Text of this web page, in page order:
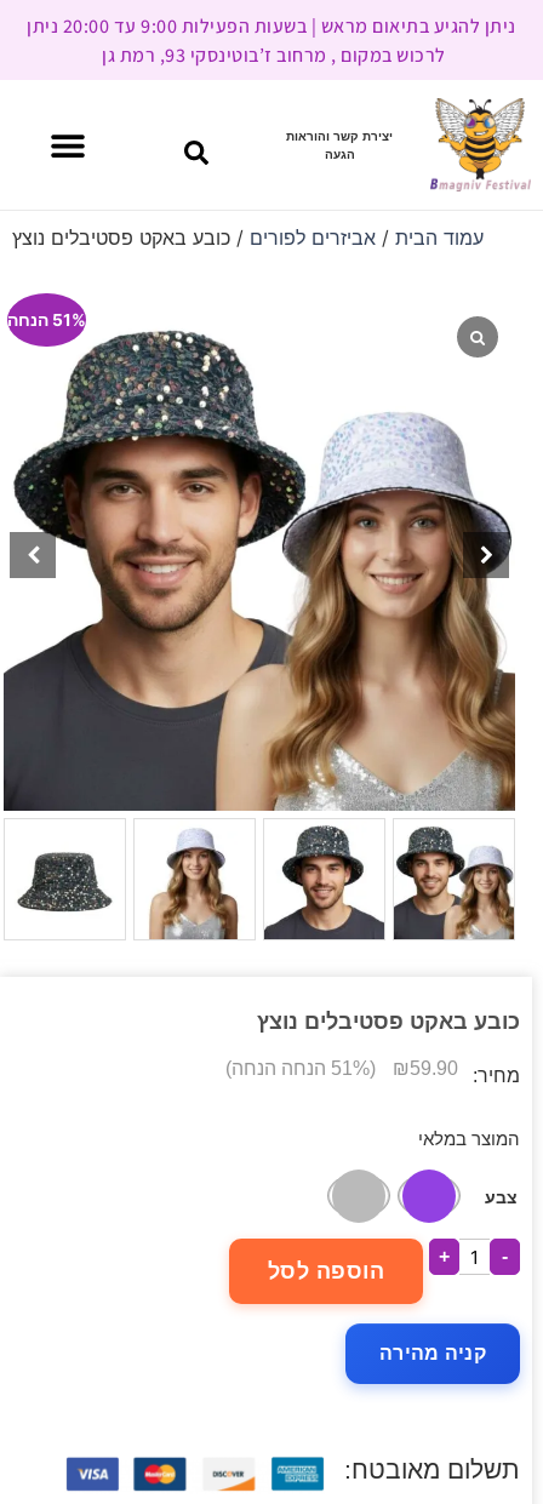
ניתן להגיע בתיאום מראש | בשעות הפעילות 9:00 עד 20:00 ניתן
לרכוש במקום , מרחוב ז’בוטינסקי 93, רמת גן
יצירת קשר והוראות
הגעה
עמוד הבית/ אביזרים לפורים / כובע באקט פסטיבלים נוצץ
51% הנחה
כובע באקט פסטיבלים נוצץ
מחיר: ₪59.90 (51% הנחה הנחה)
המוצר במלאי
צבע
-
+
הוספה לסל
קניה מהירה
תשלום מאובטח: